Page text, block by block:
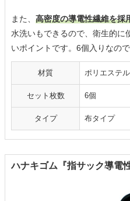
また、 高密度の導電性繊維を採
水洗いもできるので、衛生的に
いポイントです。6個入りなの
材質 ポリエステ
セット枚数 6個
タイプ 布タイプ
ハナキゴム『指サック導電